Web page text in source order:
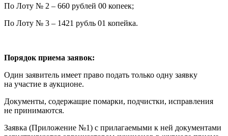
По Лоту № 2 – 660 рублей 00 копеек;
По Лоту № 3 – 1421 рубль 01 копейка.
Порядок приема заявок:
Один заявитель имеет право подать только одну заявку
на участие в аукционе.
Документы, содержащие помарки, подчистки, исправления
не принимаются.
Заявка (Приложение №1) с прилагаемыми к ней документами